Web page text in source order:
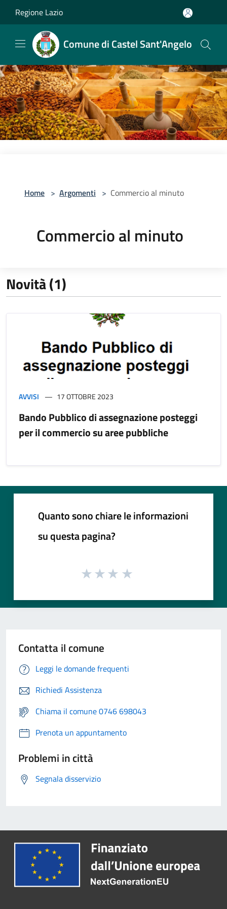
Regione Lazio
Comune di Castel Sant'Angelo
Home > Argomenti > Commercio al minuto
Commercio al minuto
Novità (1)
AVVISI 17 OTTOBRE 2023
Bando Pubblico di assegnazione posteggi
per il commercio su aree pubbliche
Quanto sono chiare le informazioni
su questa pagina?
Contatta il comune
Leggi le domande frequenti
Richiedi Assistenza
Chiama il comune 0746 698043
Prenota un appuntamento
Problemi in città
Segnala disservizio